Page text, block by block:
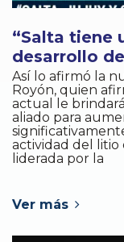
“Salta tiene
desarrollo
Así lo afirmó la
Royón, quien
actual le
aliado para
actividad del litio
liderada por la
Ver más